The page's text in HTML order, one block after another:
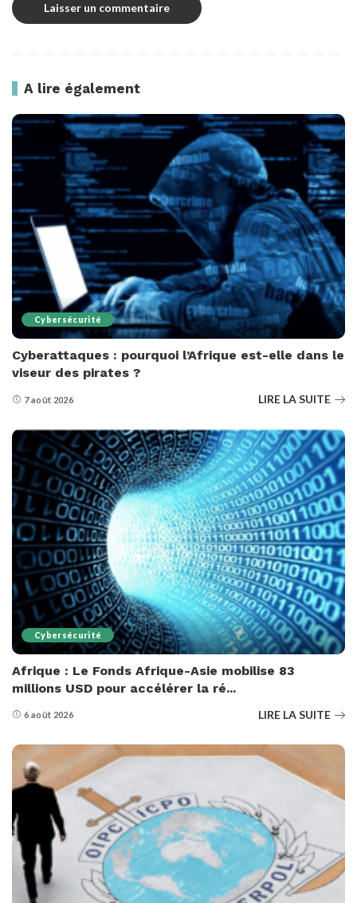
A lire également
Cybersécurité
Cyberattaques : pourquoi l’Afrique est-elle dans le
viseur des pirates ?
7 août 2026 LIRE LA SUITE
Cybersécurité
Afrique : Le Fonds Afrique-Asie mobilise 83
millions USD pour accélérer la ré...
6 août 2026 LIRE LA SUITE